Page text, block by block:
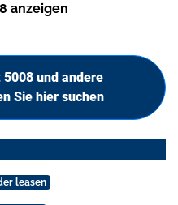
anzeigen
und andere
Sie hier suchen
leasen